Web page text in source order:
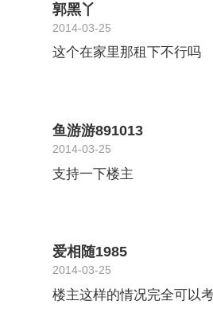
郭黑丫
2014-03-25
这个在家里那租下不行吗
鱼游游891013
2014-03-25
支持一下楼主
爱相随1985
2014-03-25
楼主这样的情况完全可以